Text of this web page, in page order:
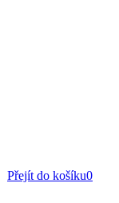
Přejít do košíku0